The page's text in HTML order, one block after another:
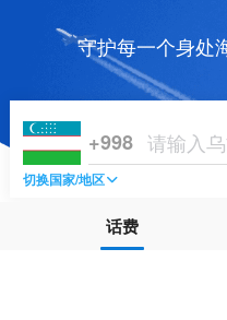
守护每一个身处
+998
切换国家/地区
话费